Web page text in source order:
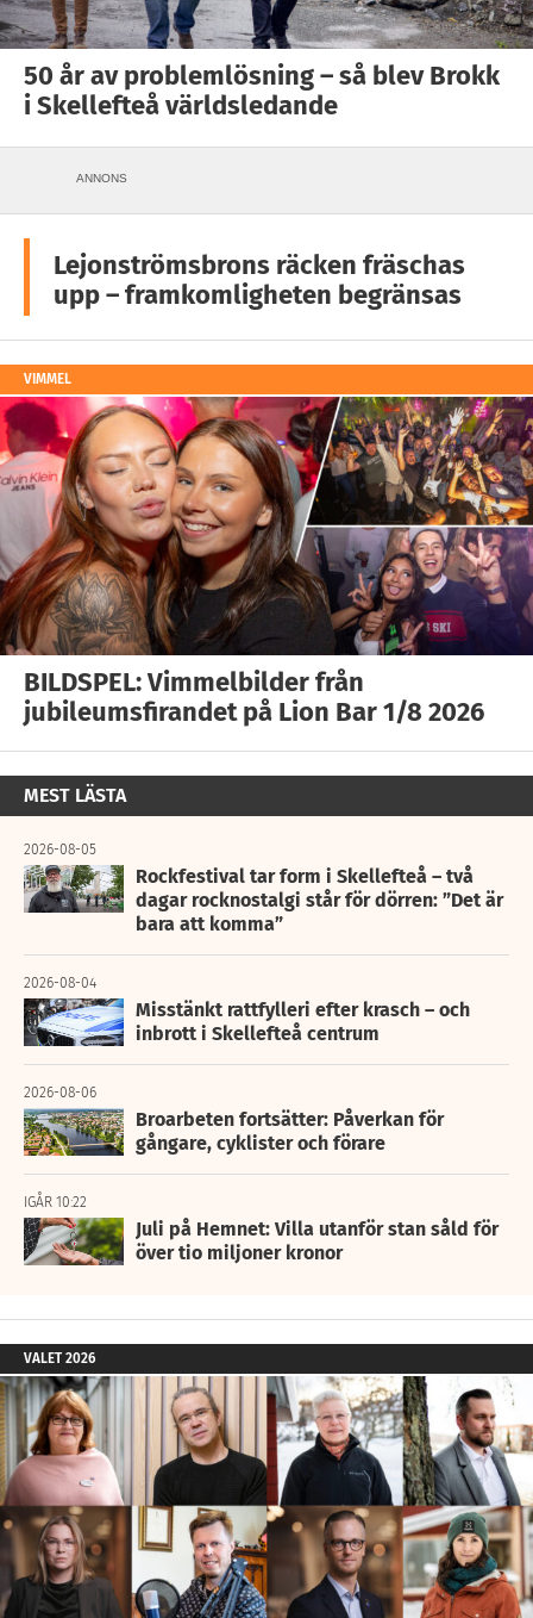
50 år av problemlösning – så blev Brokk
i Skellefteå världsledande
ANNONS
Lejonströmsbrons räcken fräschas
upp – framkomligheten begränsas
VIMMEL
BILDSPEL: Vimmelbilder från
jubileumsfirandet på Lion Bar 1/8 2026
MEST LÄSTA
2026-08-05
Rockfestival tar form i Skellefteå – två
dagar rocknostalgi står för dörren: ”Det är
bara att komma”
2026-08-04
Misstänkt rattfylleri efter krasch – och
inbrott i Skellefteå centrum
2026-08-06
Broarbeten fortsätter: Påverkan för
gångare, cyklister och förare
IGÅR 10:22
Juli på Hemnet: Villa utanför stan såld för
över tio miljoner kronor
VALET 2026